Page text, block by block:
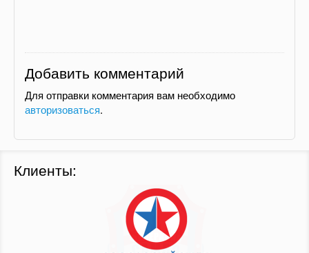
Добавить комментарий
Для отправки комментария вам необходимо
авторизоваться.
Клиенты: